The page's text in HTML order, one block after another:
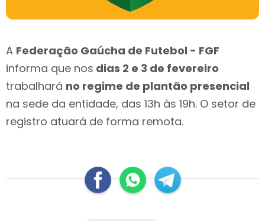
A Federação Gaúcha de Futebol - FGF
informa que nos dias 2 e 3 de fevereiro
trabalhará no regime de plantão presencial
na sede da entidade, das 13h às 19h. O setor de
registro atuará de forma remota.